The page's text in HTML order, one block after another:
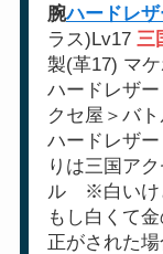
腕ハードレ
ラス)Lv17 三
製(革17) マ
ハードレザ
クセ屋＞バ
ハードレザ
りは三国ア
ル ※白いけ
もし白くて
正がされた